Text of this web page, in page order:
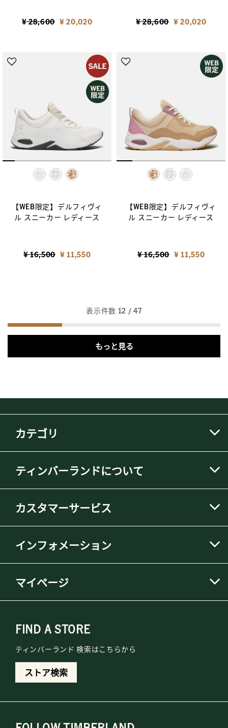
Price reduced from
¥ 28,600to¥ 20,020 Price reduced from
¥ 28,600to¥ 20,020
selected
【WEB限定】デルフィヴィ
ル スニーカー レディース
Price reduced from
¥ 16,500to¥ 11,550
selected
【WEB限定】デルフィヴィ
ル スニーカー レディース
Price reduced from
¥ 16,500to¥ 11,550
もっと見る
表示件数 12 / 47
カテゴリ
ティンバーランドについて
カスタマーサービス
インフォメーション
マイページ
FIND A STORE
ティンバーランド 検索はこちらから
ストア検索